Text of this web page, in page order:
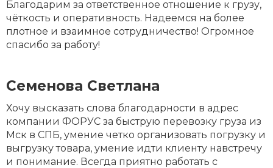
Благодарим за ответственное отношение к грузу,
чёткость и оперативность. Надеемся на более
плотное и взаимное сотрудничество! Огромное
спасибо за работу!
Семенова Светлана
Хочу высказать слова благодарности в адрес
компании ФОРУС за быструю перевозку груза из
Мск в СПБ, умение четко организовать погрузку и
выгрузку товара, умение идти клиенту навстречу
и понимание. Всегда приятно работать с